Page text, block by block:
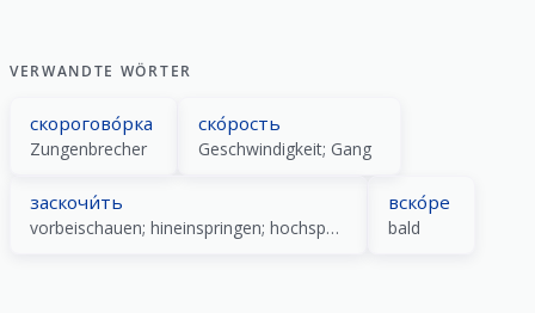
VERWANDTE WÖRTER
скорогово́рка
Zungenbrecher
ско́рость
Geschwindigkeit; Gang
заскочи́ть
vorbeischauen; hineinspringen; hochspringen
вско́ре
bald